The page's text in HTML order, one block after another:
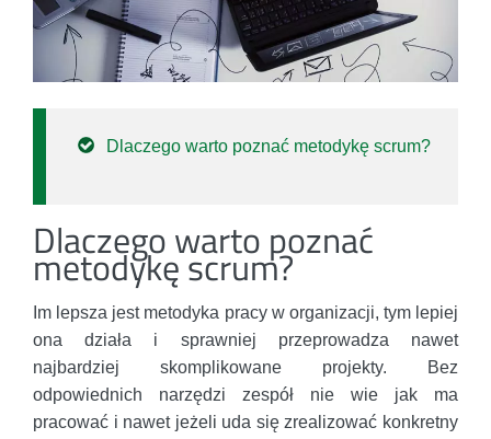
Dlaczego warto poznać metodykę scrum?
Dlaczego warto poznać
metodykę scrum?
Im lepsza jest metodyka pracy w organizacji, tym lepiej
ona działa i sprawniej przeprowadza nawet
najbardziej skomplikowane projekty. Bez
odpowiednich narzędzi zespół nie wie jak ma
pracować i nawet jeżeli uda się zrealizować konkretny